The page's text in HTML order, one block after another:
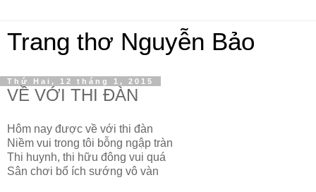
Trang thơ Nguyễn Bảo
Thứ Hai, 12 tháng 1, 2015
VỀ VỚI THI ĐÀN
Hôm nay được về với thi đàn
Niềm vui trong tôi bỗng ngập tràn
Thi huynh, thi hữu đông vui quá
Sân chơi bổ ích sướng vô vàn